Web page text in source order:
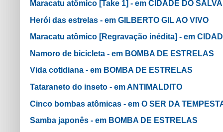
Maracatu atômico [Take 1] - em CIDADE DO
Herói das estrelas - em GILBERTO GIL AO VIVO
Maracatu atômico [Regravação inédita] - em
Namoro de bicicleta - em BOMBA DE ESTRELAS
Vida cotidiana - em BOMBA DE ESTRELAS
Tataraneto do inseto - em ANTIMALDITO
Cinco bombas atômicas - em O SER DA
Samba japonês - em BOMBA DE ESTRELAS